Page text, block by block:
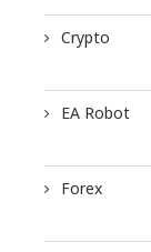
Crypto
EA Robot
Forex